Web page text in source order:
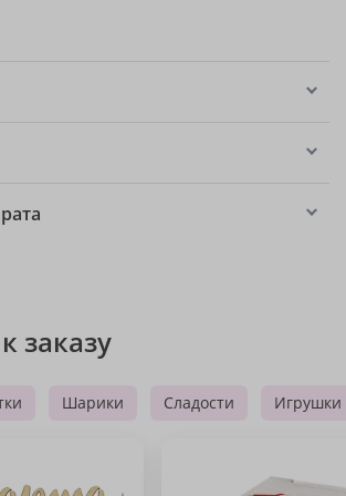
заказу
Шарики Сладости Игрушки